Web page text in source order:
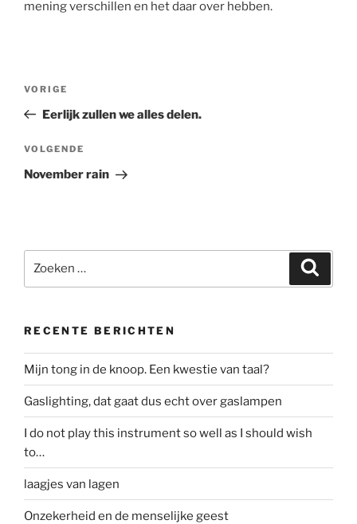
mening verschillen en het daar over hebben.
Vorig
bericht
VORIGE
Eerlijk zullen we alles delen.
Volgend
bericht
VOLGENDE
November rain
naar:
RECENTE BERICHTEN
Mijn tong in de knoop. Een kwestie van taal?
Gaslighting, dat gaat dus echt over gaslampen
I do not play this instrument so well as I should wish
to…
laagjes van lagen
Onzekerheid en de menselijke geest